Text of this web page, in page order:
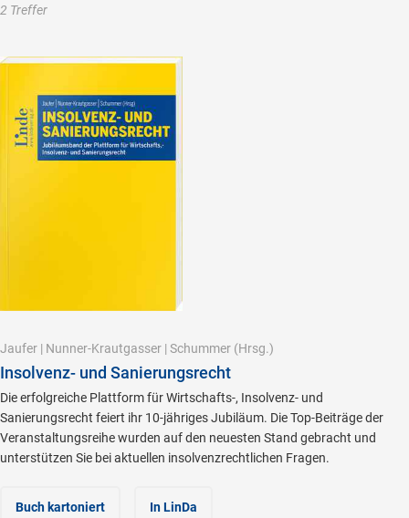
2 Treffer
Jaufer | Nunner-Krautgasser | Schummer (Hrsg.)
Insolvenz- und Sanierungsrecht
Die erfolgreiche Plattform für Wirtschafts-, Insolvenz- und
Sanierungsrecht feiert ihr 10-jähriges Jubiläum. Die Top-Beiträge der
Veranstaltungsreihe wurden auf den neuesten Stand gebracht und
unterstützen Sie bei aktuellen insolvenzrechtlichen Fragen.
Buch kartoniert
In LinDa